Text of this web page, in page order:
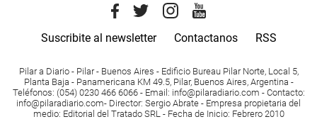
Suscribite al newsletter Contactanos RSS
Pilar a Diario - Pilar - Buenos Aires - Edificio Bureau Pilar Norte, Local 5,
Planta Baja - Panamericana KM 49.5, Pilar, Buenos Aires, Argentina -
Teléfonos: (054) 0230 466 6066 - Email : info@pilaradiario.com - Contacto:
info@pilaradiario.com- Director: Sergio Abrate - Empresa propietaria del
medio: Editorial del Tratado SRL - Fecha de Inicio: Febrero 2010